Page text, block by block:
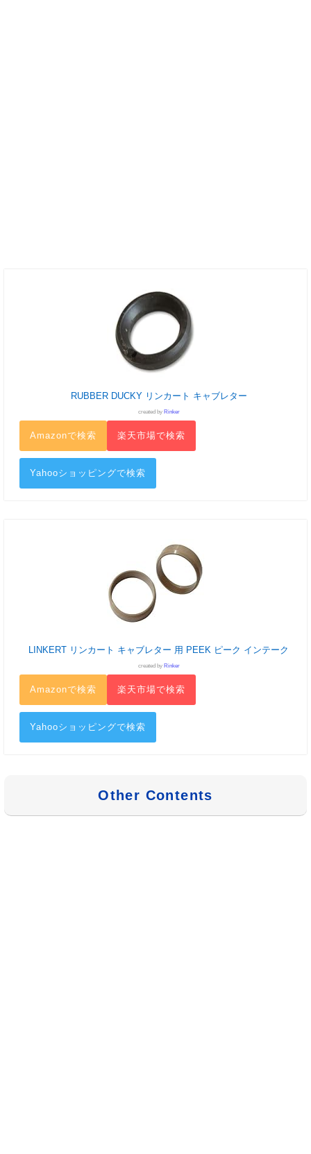
RUBBER DUCKY リンカート キャブレター
created by Rinker
Amazonで検索 楽天市場で検索
Yahooショッピングで検索
LINKERT リンカート キャブレター 用 PEEK ピーク インテーク
created by Rinker
Amazonで検索 楽天市場で検索
Yahooショッピングで検索
Other Contents